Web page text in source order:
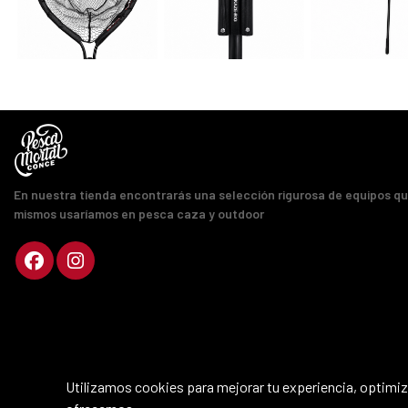
En nuestra tienda encontrarás una selección rigurosa de equipos
mismos usaríamos en pesca caza y outdoor
Utilizamos cookies para mejorar tu experiencia,